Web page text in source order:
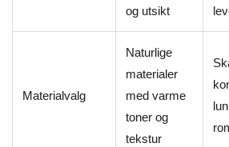
og utsikt
Materialvalg
Naturlige
materialer
med varme
toner og
tekstur